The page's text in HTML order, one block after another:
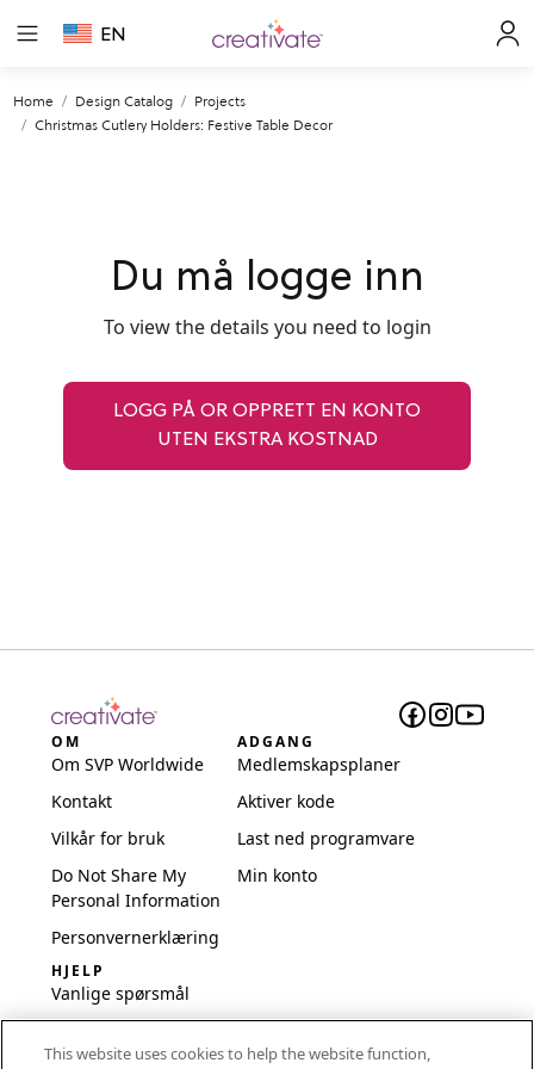
EN
Home Design Catalog
Projects
Christmas Cutlery Holders: Festive Table Decor
Du må logge inn
To view the details you need to login
LOGG PÅ OR OPPRETT EN KONTO
UTEN EKSTRA KOSTNAD
OM
Om SVP Worldwide
Kontakt
Vilkår for bruk
Do Not Share My
Personal Information
Personvernerklæring
ADGANG
Medlemskapsplaner
Aktiver kode
Last ned programvare
Min konto
HJELP
Vanlige spørsmål
oppsett
This website uses cookies to help the website function,